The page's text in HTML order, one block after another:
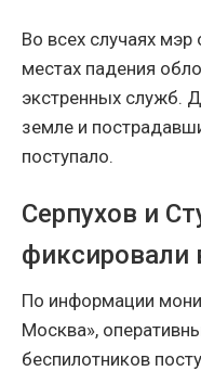
Во всех случаях
местах падения
экстренных служб.
земле и
поступало.
Серпухов и
фиксировали
По информации
Москва»,
беспилотников